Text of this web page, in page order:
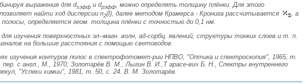
выражения для dsэфф и dрэфф
, можно определять толщину плёнки. Для этого
позволяет найти ход дисперсии n2(l), далее методом Крамерса - Кронига рассчитывается
, а
определяется геом. толщина плёнки с точностью до 0,1 нм.
изучения поверхностных эл--магн. волн, ад-сорбц. явлений, структуры тонких слоев и т. п.
на большие расстояния с помощью световодов.
изучения контуров полос в спектрофотомет-рии НПВО, "Оптика и спектроскопия", 1965, т.
пер. с англ., M., 1970; Золотарёв В. M., Лыгин В. И.,T apace-вич Б. H., Спектры внутреннего
"Успехи химии", 1981, т. 50, с. 24. В. M. Золотарёв